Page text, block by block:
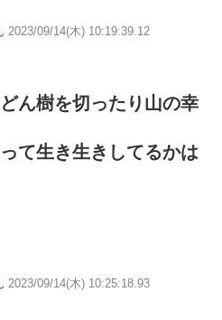
2023/09/14(木) 10:19:39.12
ん樹を切ったり山の幸
て生き生きしてるかは
2023/09/14(木) 10:25:18.93